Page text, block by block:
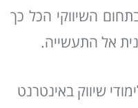
השיווקי הכל כך
אל התעשייה.
שיווק באינטרנט